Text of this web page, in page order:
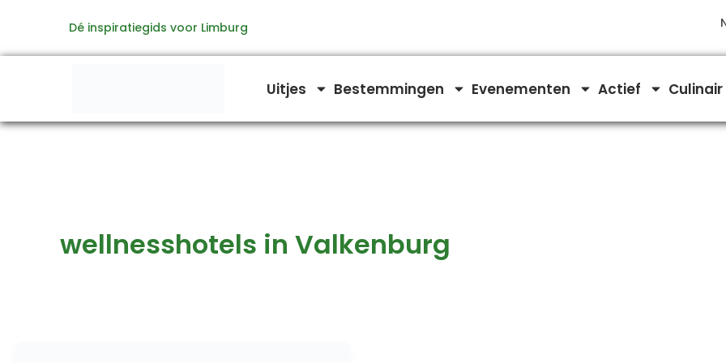
de
Dé inspiratiegids voor Limburg
Uitjes Bestemmingen Evenementen Actief Culinair
wellnesshotels in Valkenburg